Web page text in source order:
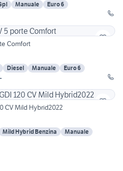
Manuale
Euro 6
Comfort
Diesel Manuale
Euro 6
CV Mild Hybrid2022
Mild Hybrid Benzina
Manuale